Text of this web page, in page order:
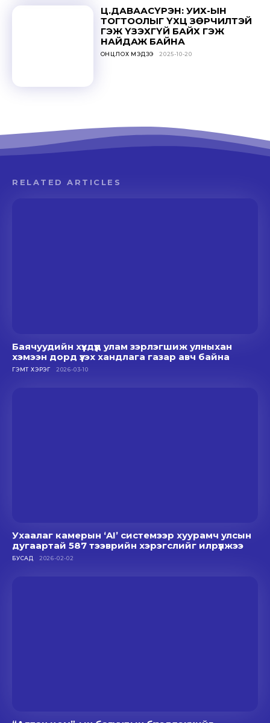
Ц.ДАВААСҮРЭН: УИХ-ЫН
ТОГТООЛЫГ ҮХЦ ЗӨРЧИЛТЭЙ
ГЭЖ ҮЗЭХГҮЙ БАЙХ ГЭЖ
НАЙДАЖ БАЙНА
ОНЦЛОХ МЭДЭЭ 2025-10-20
RELATED ARTICLES
Баячуудийн хүүхдүүд улам зэрлэгшиж улныхан
хэмээн дорд үзэх хандлага газар авч байна
ГЭМТ ХЭРЭГ 2026-03-10
Ухаалаг камерын ‘AI’ системээр хуурамч улсын
дугаартай 587 тээврийн хэрэгслийг илрүүлжээ
БУСАД 2026-02-02